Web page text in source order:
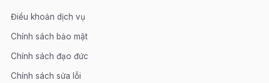
Điều khoản dịch vụ
Chính sách bảo mật
Chính sách đạo đức
Chính sách sửa lỗi